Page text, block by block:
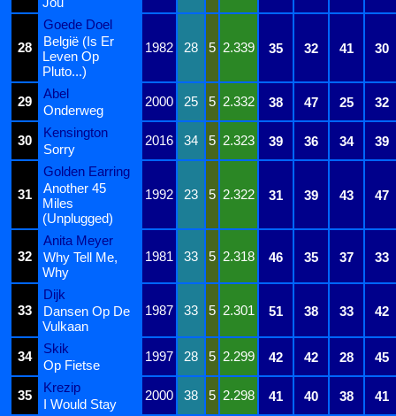
28
Goede Doel
1982
28 5 2.339 35 32 41 30
België (Is Er
Leven Op
Pluto...)
29
Abel
2000 25 5 2.332 38 47 25 32
Onderweg
30
Kensington
2016 34 5 2.323 39 36 34 39
Sorry
31
Golden Earring
1992
23 5 2.322 31 39 43 47
Another 45
Miles
(Unplugged)
32
Anita Meyer
1981
33 5 2.318 46 35 37 33
Why Tell Me,
Why
33
Dijk
1987
33 5 2.301 51 38 33 42
Dansen Op De
Vulkaan
34
Skik
1997 28 5 2.299 42 42 28 45
Op Fietse
35
Krezip
2000 38 5 2.298 41 40 38 41
I Would Stay